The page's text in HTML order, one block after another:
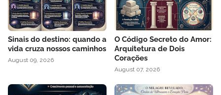
Sinais do destino: quando a
vida cruza nossos caminhos
August 09, 2026
O Código Secreto do Amor:
Arquitetura de Dois
Corações
August 07, 2026